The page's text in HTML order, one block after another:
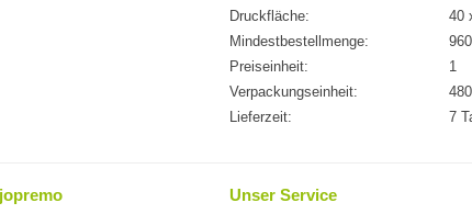
Druckfläche:
40
Mindestbestellmenge:
960
Preiseinheit:
1
Verpackungseinheit:
480
Lieferzeit:
7
Unser Service